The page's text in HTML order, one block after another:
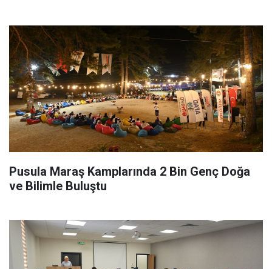
Pusula Maraş Kamplarında 2 Bin Genç Doğa
ve Bilimle Buluştu